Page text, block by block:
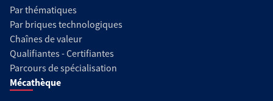
Par thématiques
Par briques technologiques
Chaînes de valeur
Qualifiantes - Certifiantes
Parcours de spécialisation
Mécathèque